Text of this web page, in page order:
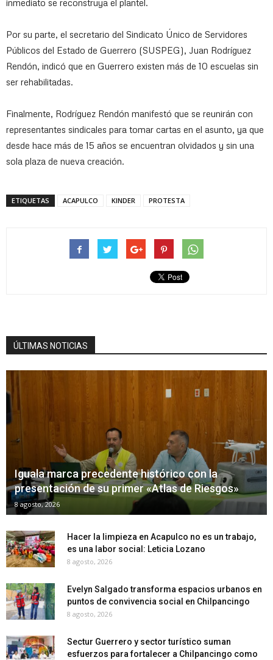
inmediato se reconstruya el plantel.
Por su parte, el secretario del Sindicato Único de Servidores
Públicos del Estado de Guerrero (SUSPEG), Juan Rodríguez
Rendón, indicó que en Guerrero existen más de 10 escuelas sin
ser rehabilitadas.
Finalmente, Rodríguez Rendón manifestó que se reunirán con
representantes sindicales para tomar cartas en el asunto, ya que
desde hace más de 15 años se encuentran olvidados y sin una
sola plaza de nueva creación.
ETIQUETAS ACAPULCO KINDER PROTESTA
ÚLTIMAS NOTICIAS
Iguala marca precedente histórico con la
presentación de su primer «Atlas de Riesgos»
8 agosto, 2026
Hacer la limpieza en Acapulco no es un trabajo,
es una labor social: Leticia Lozano
8 agosto, 2026
Evelyn Salgado transforma espacios urbanos en
puntos de convivencia social en Chilpancingo
8 agosto, 2026
Sectur Guerrero y sector turístico suman
esfuerzos para fortalecer a Chilpancingo como